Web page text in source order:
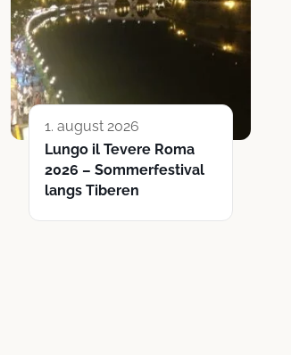
1. august 2026
Lungo il Tevere Roma
2026 – Sommerfestival
langs Tiberen